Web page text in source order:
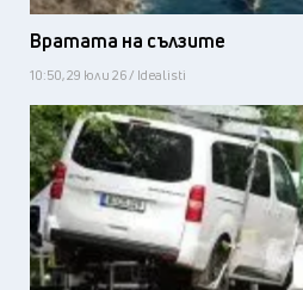
Вратата на сълзите
10:50, 29 юли 26 / Idealisti